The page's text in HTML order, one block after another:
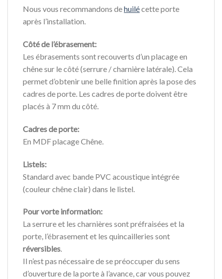
Nous vous recommandons dehuilécette porte
après l’installation.
Côté de l’ébrasement:
Les ébrasements sont recouverts d’un placage en
chêne sur le côté (serrure / charnière latérale). Cela
permet d’obtenir une belle finition après la pose des
cadres de porte. Les cadres de porte doivent être
placés à 7 mm du côté.
Cadres de porte:
En MDF placage Chêne.
Listels:
Standard avec bande PVC acoustique intégrée
(couleur chêne clair) dans le listel.
Pour vorte information:
La serrure et les charnières sont préfraisées et la
porte, l’ébrasement et les quincailleries sont
réversibles.
Il n’est pas nécessaire de se préoccuper du sens
d’ouverture de la porte à l’avance, car vous pouvez